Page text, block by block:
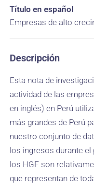
Título en español
Empresas de alto
Descripción
Esta nota de
actividad de las
en inglés) en Perú
más grandes de Perú
nuestro conjunto de
los ingresos durante
los HGF son
que representan de